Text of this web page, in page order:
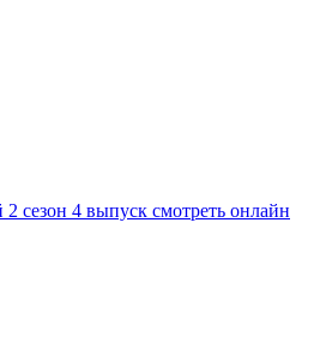
сезон 4 выпуск смотреть онлайн